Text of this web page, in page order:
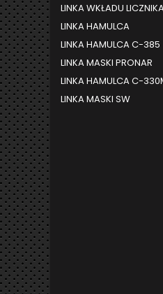
LINKA WKŁADU
LINKA HAMULCA
LINKA HAMULCA C-385
LINKA MASKI PRONAR
LINKA HAMULCA C-
LINKA MASKI SW